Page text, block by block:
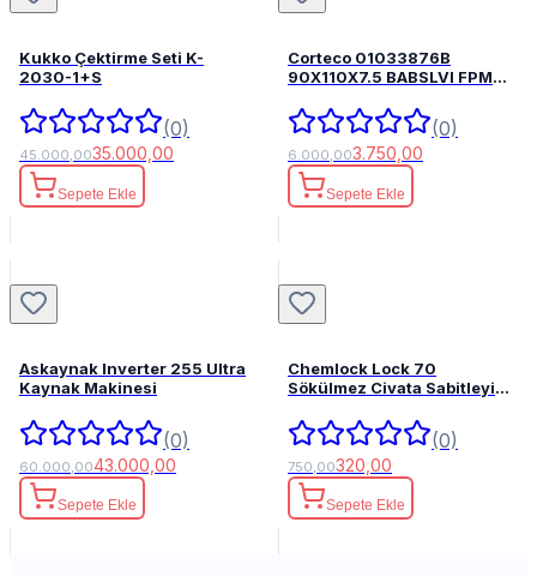
Kukko Çektirme Seti K-
2030-1+S
(0)
45.000,0035.000,00
Sepete Ekle
Corteco 01033876B
90X110X7.5 BABSLVI FPM
(0)
6.000,003.750,00
Sepete Ekle
Askaynak Inverter 255 Ultra
Kaynak Makinesi
(0)
60.000,0043.000,00
Sepete Ekle
Chemlock Lock 70
Sökülmez Civata Sabitleyici
(0)
750,00320,00
Sepete Ekle